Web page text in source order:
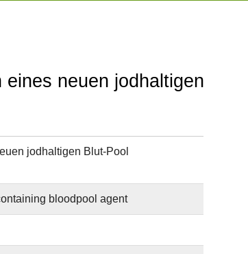
neuen jodhaltigen
jodhaltigen Blut-Pool
bloodpool agent